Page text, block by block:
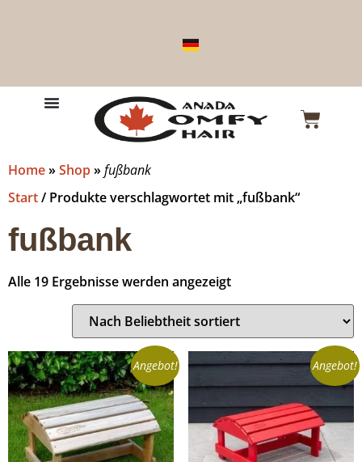
Home»Shop»fußbank
Start/ Produkte verschlagwortet mit „fußbank“
fußbank
Alle 19 Ergebnisse werden angezeigt
Angebot! Angebot!